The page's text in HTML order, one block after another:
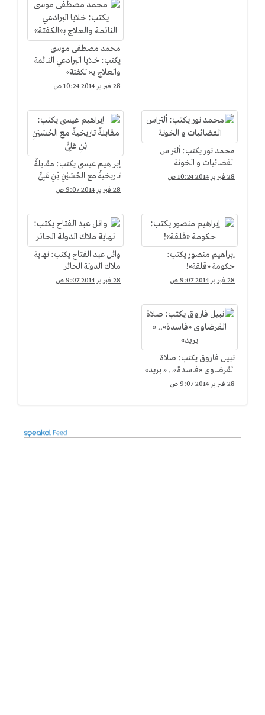
محمد مصطفى موسى
يكتب: خلايا البرادعي النائمة
والعلاج بـ«الكفتة»
28 فبراير 2014 10:24 ص
محمد نور يكتب: ألتراس
الفضائيات و الخونة
28 فبراير 2014 10:24 ص
إبراهيم عيسى يكتب: مقابلةٌ
تاريخيةٌ مع الحُسَيْنِ بْنِ عَلِىٍّ
28 فبراير 2014 9:07 ص
إبراهيم منصور يكتب:
حكومة «قلقة»!
28 فبراير 2014 9:07 ص
وائل عبد الفتاح يكتب: نهاية
ملاك الدولة الحائر
28 فبراير 2014 9:07 ص
نبيل فاروق يكتب: صلاة
القرضاوى «فاسدة».. « بريد»
28 فبراير 2014 9:07 ص